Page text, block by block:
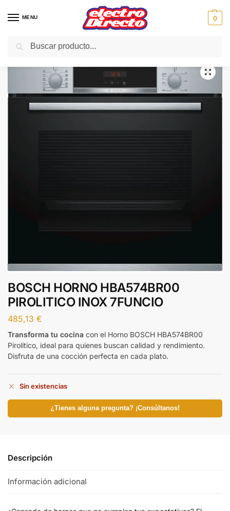
MENU 0
Inicio Gama blanca Hornos
BOSCH HORNO HBA574BR00
PIROLITICO INOX 7FUNCIO
485,13 €
Transforma tu cocina con el Horno BOSCH HBA574BR00
Pirolítico, ideal para quienes buscan calidad y rendimiento.
Disfruta de una cocción perfecta en cada plato.
Sin existencias
¿Tienes alguna pregunta? ¡Consúltanos!
Descripción
Información adicional